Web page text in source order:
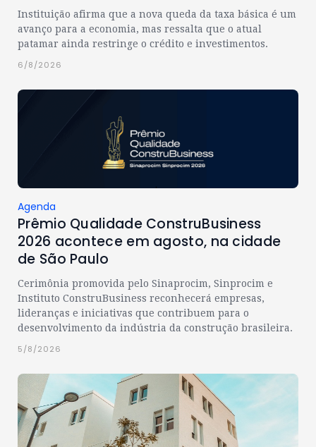
Instituição afirma que a nova queda da taxa básica é um
avanço para a economia, mas ressalta que o atual
patamar ainda restringe o crédito e investimentos.
6/8/2026
Agenda
Prêmio Qualidade ConstruBusiness
2026 acontece em agosto, na cidade
de São Paulo
Cerimônia promovida pelo Sinaprocim, Sinprocim e
Instituto ConstruBusiness reconhecerá empresas,
lideranças e iniciativas que contribuem para o
desenvolvimento da indústria da construção brasileira.
5/8/2026